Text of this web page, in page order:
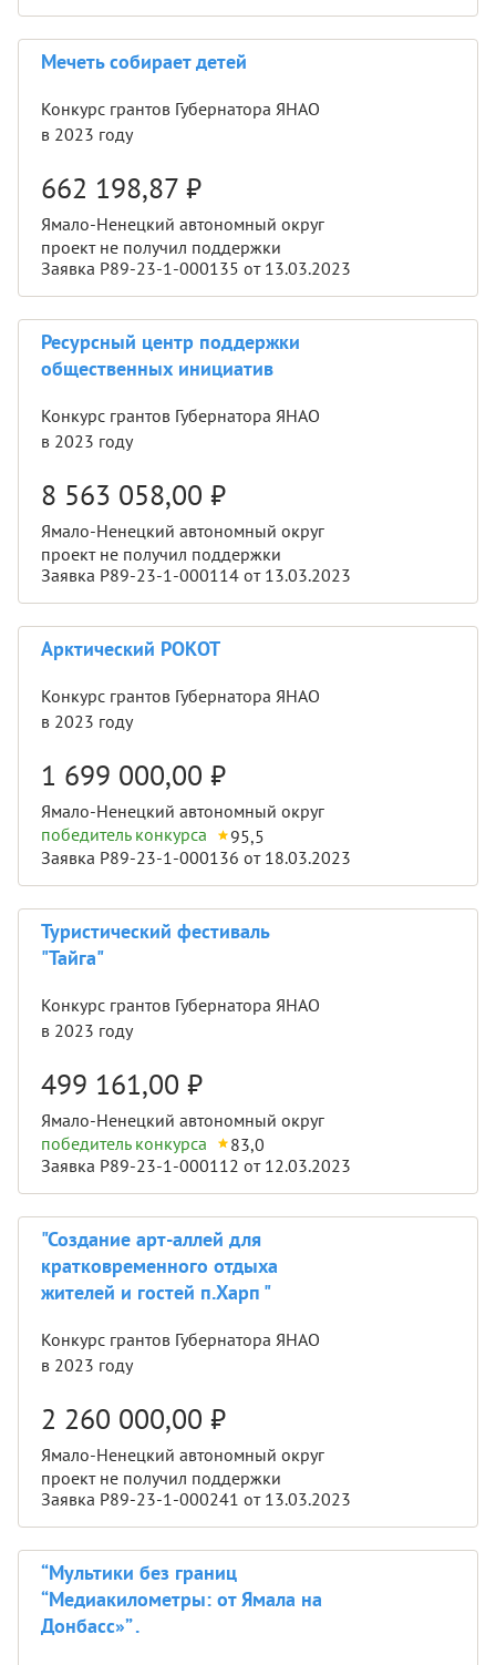
Мечеть собирает детей
Конкурс грантов Губернатора ЯНАО
в 2023 году
662 198,87 ₽
Ямало-Ненецкий автономный округ
проект не получил поддержки
Заявка Р89-23-1-000135 от 13.03.2023
Ресурсный центр поддержки
общественных инициатив
Конкурс грантов Губернатора ЯНАО
в 2023 году
8 563 058,00 ₽
Ямало-Ненецкий автономный округ
проект не получил поддержки
Заявка Р89-23-1-000114 от 13.03.2023
Арктический РОКОТ
Конкурс грантов Губернатора ЯНАО
в 2023 году
1 699 000,00 ₽
Ямало-Ненецкий автономный округ
победитель конкурса
95,5
Заявка Р89-23-1-000136 от 18.03.2023
Туристический фестиваль
"Тайга"
Конкурс грантов Губернатора ЯНАО
в 2023 году
499 161,00 ₽
Ямало-Ненецкий автономный округ
победитель конкурса
83,0
Заявка Р89-23-1-000112 от 12.03.2023
"Создание арт-аллей для
кратковременного отдыха
жителей и гостей п.Харп "
Конкурс грантов Губернатора ЯНАО
в 2023 году
2 260 000,00 ₽
Ямало-Ненецкий автономный округ
проект не получил поддержки
Заявка Р89-23-1-000241 от 13.03.2023
“Мультики без границ
“Медиакилометры: от Ямала на
Донбасс»” .